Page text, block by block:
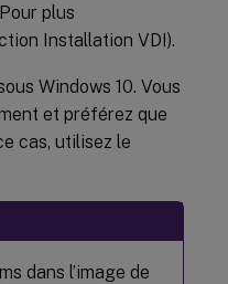
plus
Installation VDI).
Windows 10. Vous
et préférez que
cas, utilisez le
dans l’image de